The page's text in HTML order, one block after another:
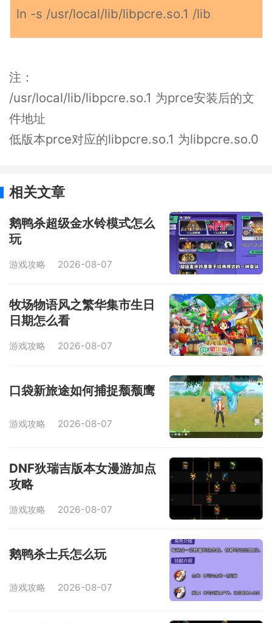
ln -s /usr/local/lib/libpcre.so.1 /lib
注：
/usr/local/lib/libpcre.so.1 为prce安装后的文
件地址
低版本prce对应的libpcre.so.1 为libpcre.so.0
相关文章
鹅鸭杀超级金水铃模式怎么
玩
游戏攻略 2026-08-07
牧场物语风之繁华集市生日
日期怎么看
游戏攻略 2026-08-07
口袋新旅途如何捕捉颓颓鹰
游戏攻略 2026-08-07
DNF狄瑞吉版本女漫游加点
攻略
游戏攻略 2026-08-07
鹅鸭杀士兵怎么玩
游戏攻略 2026-08-07